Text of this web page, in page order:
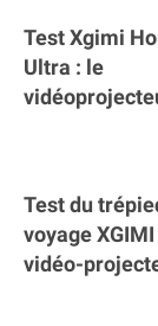
Test Xgimi
Ultra : le
Test du
voyage
vidéo-